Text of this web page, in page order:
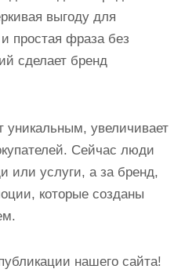
выгоду для
простая фраза без
сделает бренд
уникальным, увеличивает
Сейчас люди
или услуги, а за бренд,
которые созданы
нашего сайта!